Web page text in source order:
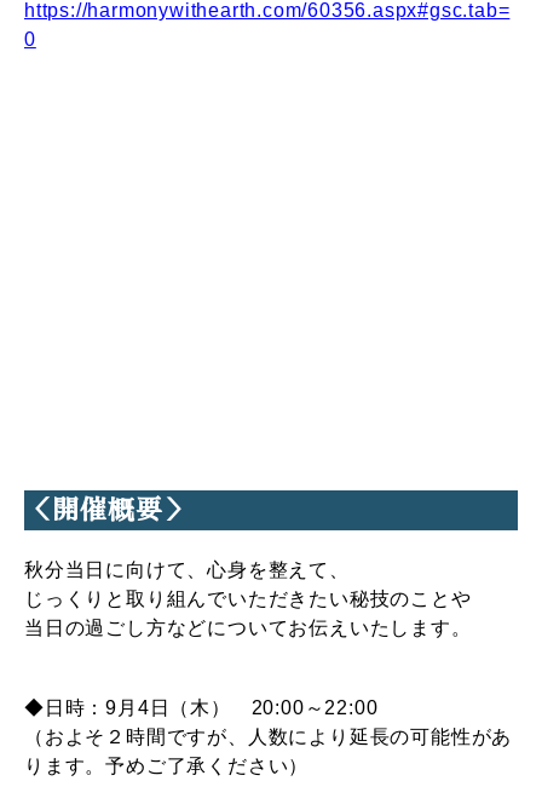
https://harmonywithearth.com/60356.aspx#gsc.tab=
0
＜開催概要＞
秋分当日に向けて、心身を整えて、
じっくりと取り組んでいただきたい秘技のことや
当日の過ごし方などについてお伝えいたします。
◆日時：9月4日（木） 20:00～22:00
（およそ２時間ですが、人数により延長の可能性があ
ります。予めご了承ください）